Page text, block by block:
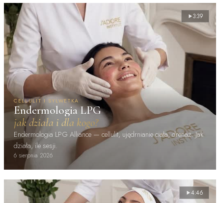
CELLULIT I SYLWETKA
Endermologia LPG
jak działa i dla kogo?
Endermologia LPG Alliance — cellulit, ujędrnianie ciała, drenaż. Jak
działa, ile sesji.
6 sierpnia 2026
3:39
4:46